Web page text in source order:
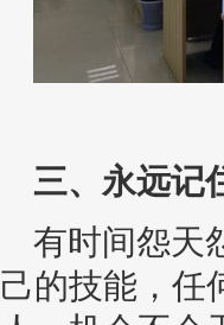
三、永远记
有时间怨天
己的技能，任